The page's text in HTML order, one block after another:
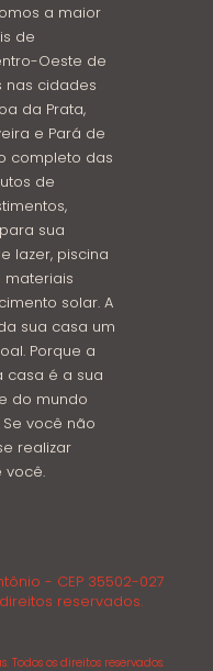
a maior
de
Oeste de
nas cidades
da Prata,
e Pará de
completo das
de
sua
lazer, piscina
solar. A
sua casa um
Porque a
casa é a sua
do mundo
você não
realizar
você.
- CEP 35502-027
direitos reservados.
os direitos reservados.